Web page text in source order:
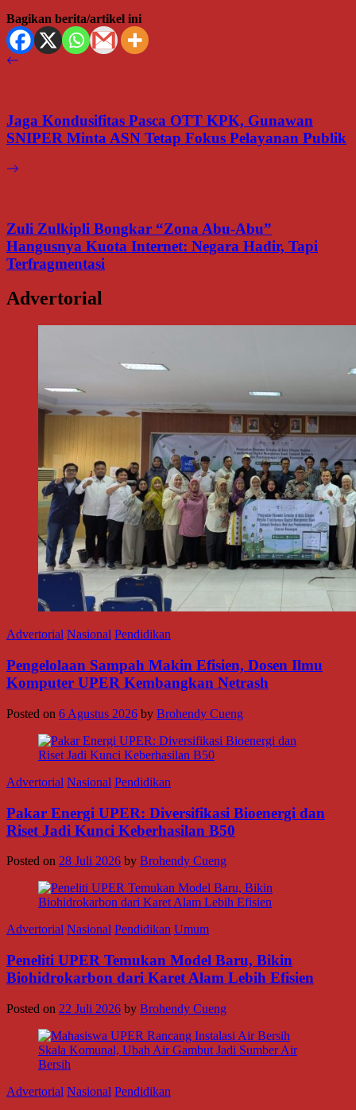
Bagikan berita/artikel ini
Jaga Kondusifitas Pasca OTT KPK, Gunawan
SNIPER Minta ASN Tetap Fokus Pelayanan Publik
Zuli Zulkipli Bongkar “Zona Abu-Abu”
Hangusnya Kuota Internet: Negara Hadir, Tapi
Terfragmentasi
Advertorial
Advertorial Nasional Pendidikan
Pengelolaan Sampah Makin Efisien, Dosen Ilmu
Komputer UPER Kembangkan Netrash
Posted on 6 Agustus 2026 by Brohendy Cueng
Advertorial Nasional Pendidikan
Pakar Energi UPER: Diversifikasi Bioenergi dan
Riset Jadi Kunci Keberhasilan B50
Posted on 28 Juli 2026 by Brohendy Cueng
Advertorial Nasional Pendidikan Umum
Peneliti UPER Temukan Model Baru, Bikin
Biohidrokarbon dari Karet Alam Lebih Efisien
Posted on 22 Juli 2026 by Brohendy Cueng
Advertorial Nasional Pendidikan